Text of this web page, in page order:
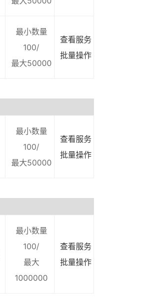
最小数量
100/
最大50000
查看服务
批量操作
最小数量
100/
最大50000
查看服务
批量操作
最小数量
100/
最大
1000000
查看服务
批量操作